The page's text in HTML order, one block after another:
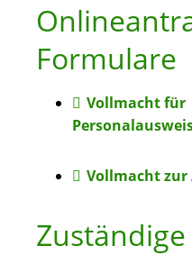
Formulare
Vollmacht für
Vollmacht zur
Zuständige